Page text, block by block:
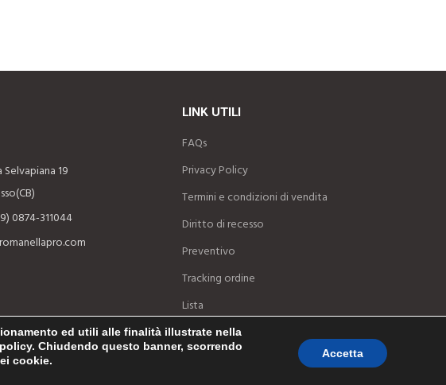
19
0874-311044
LINK UTILI
FAQs
Privacy Policy
Termini e condizioni di vendita
Diritto di recesso
Preventivo
Tracking ordine
Lista
ed utili alle finalità illustrate nella
Chiudendo questo banner, scorrendo
cookie.
Accetta